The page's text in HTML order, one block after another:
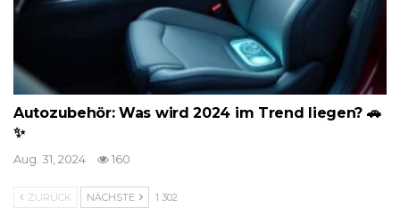
Autozubehör: Was wird 2024 im Trend liegen? 🚗
✨
Aug. 31, 2024 160
ZURÜCK NÄCHSTE 1 302